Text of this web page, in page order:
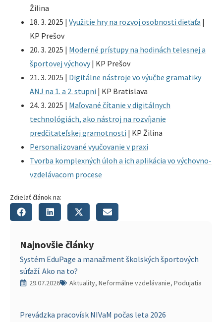
Žilina
18. 3. 2025 | Využitie hry na rozvoj osobnosti dieťaťa |
KP Prešov
20. 3. 2025 | Moderné prístupy na hodinách telesnej a
športovej výchovy| KP Prešov
21. 3. 2025 | Digitálne nástroje vo výučbe gramatiky
ANJ na 1. a 2. stupni | KP Bratislava
24. 3. 2025 | Maľované čítanie v digitálnych
technológiách, ako nástroj na rozvíjanie
predčitateľskej gramotnosti | KP Žilina
Personalizované vyučovanie v praxi
Tvorba komplexných úloh a ich aplikácia vo výchovno-
vzdelávacom procese
Zdieľať článok na:
Najnovšie články
Systém EduPage a manažment školských športových
súťaží. Ako na to?
29.07.2026 Aktuality, Neformálne vzdelávanie, Podujatia
Prevádzka pracovísk NIVaM počas leta 2026